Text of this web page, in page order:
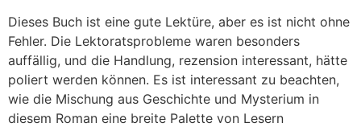
Dieses Buch ist eine gute Lektüre, aber es ist nicht ohne
Fehler. Die Lektoratsprobleme waren besonders
auffällig, und die Handlung, rezension interessant, hätte
poliert werden können. Es ist interessant zu beachten,
wie die Mischung aus Geschichte und Mysterium in
diesem Roman eine breite Palette von Lesern